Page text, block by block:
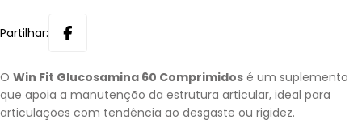
Partilhar:
O Win Fit Glucosamina 60 Comprimidos é um suplemento
que apoia a manutenção da estrutura articular, ideal para
articulações com tendência ao desgaste ou rigidez.